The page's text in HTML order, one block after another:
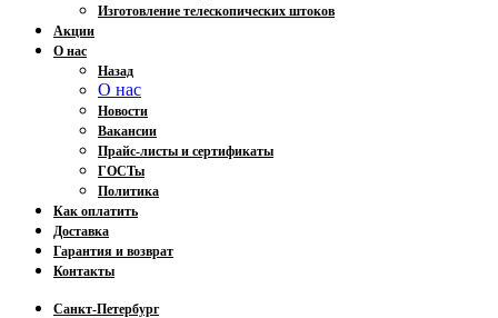
Изготовление телескопических штоков
Акции
О нас
Назад
О нас
Новости
Вакансии
Прайс-листы и сертификаты
ГОСТы
Политика
Как оплатить
Доставка
Гарантия и возврат
Контакты
Санкт-Петербург